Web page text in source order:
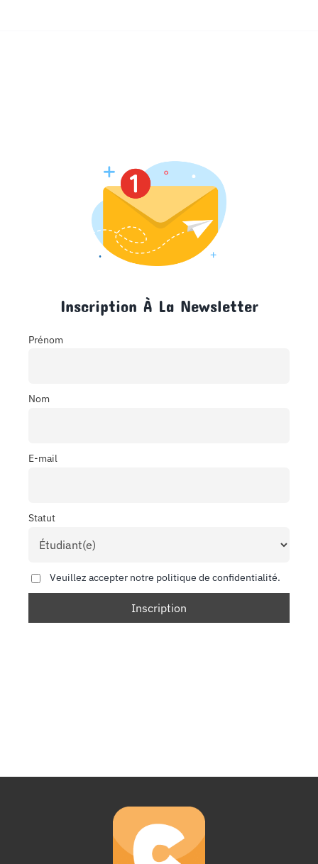
Inscription À La Newsletter
Prénom
Nom
E-mail
Statut
Veuillez accepter notre politique de confidentialité.